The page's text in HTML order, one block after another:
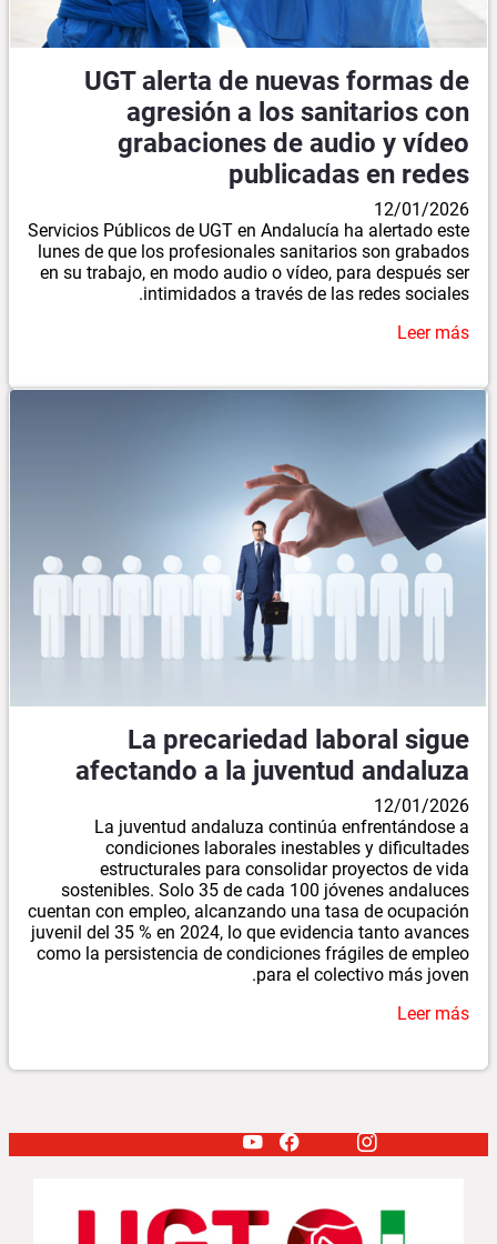
UGT alerta de nuevas formas de
agresión a los sanitarios con
grabaciones de audio y vídeo
publicadas en redes
12/01/2026
Servicios Públicos de UGT en Andalucía ha alertado este
lunes de que los profesionales sanitarios son grabados
en su trabajo, en modo audio o vídeo, para después ser
intimidados a través de las redes sociales.
Leer más
La precariedad laboral sigue
afectando a la juventud andaluza
12/01/2026
La juventud andaluza continúa enfrentándose a
condiciones laborales inestables y dificultades
estructurales para consolidar proyectos de vida
sostenibles. Solo 35 de cada 100 jóvenes andaluces
cuentan con empleo, alcanzando una tasa de ocupación
juvenil del 35 % en 2024, lo que evidencia tanto avances
como la persistencia de condiciones frágiles de empleo
para el colectivo más joven.
Leer más